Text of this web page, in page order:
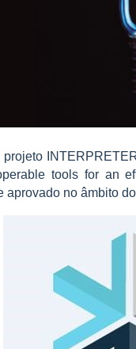
tools for an
aprovado no âmbito